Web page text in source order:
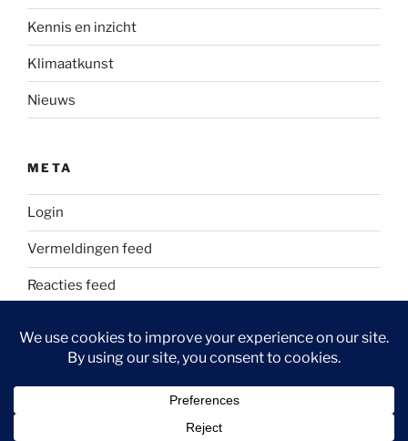
Kennis en inzicht
Klimaatkunst
Nieuws
META
Login
Vermeldingen feed
Reacties feed